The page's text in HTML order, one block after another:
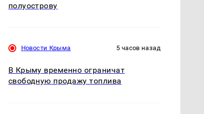
полуострову
Новости Крыма 5 часов назад
В Крыму временно ограничат
свободную продажу топлива